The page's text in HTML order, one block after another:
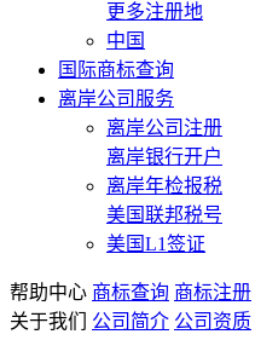
更多注册地
中国
国际商标查询
离岸公司服务
离岸公司注册
离岸银行开户
离岸年检报税
美国联邦税号
美国L1签证
帮助中心 商标查询 商标注册
关于我们
公司简介 公司资质